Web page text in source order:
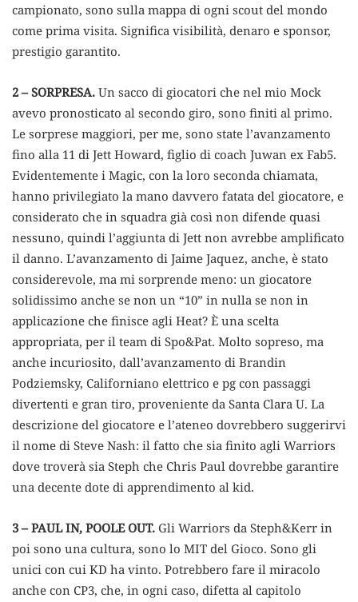
campionato, sono sulla mappa di ogni scout del mondo
come prima visita. Significa visibilità, denaro e sponsor,
prestigio garantito.
2 – SORPRESA. Un sacco di giocatori che nel mio Mock
avevo pronosticato al secondo giro, sono finiti al primo.
Le sorprese maggiori, per me, sono state l’avanzamento
fino alla 11 di Jett Howard, figlio di coach Juwan ex Fab5.
Evidentemente i Magic, con la loro seconda chiamata,
hanno privilegiato la mano davvero fatata del giocatore, e
considerato che in squadra già così non difende quasi
nessuno, quindi l’aggiunta di Jett non avrebbe amplificato
il danno. L’avanzamento di Jaime Jaquez, anche, è stato
considerevole, ma mi sorprende meno: un giocatore
solidissimo anche se non un “10” in nulla se non in
applicazione che finisce agli Heat? È una scelta
appropriata, per il team di Spo&Pat. Molto sopreso, ma
anche incuriosito, dall’avanzamento di Brandin
Podziemsky, Californiano elettrico e pg con passaggi
divertenti e gran tiro, proveniente da Santa Clara U. La
descrizione del giocatore e l’ateneo dovrebbero suggerirvi
il nome di Steve Nash: il fatto che sia finito agli Warriors
dove troverà sia Steph che Chris Paul dovrebbe garantire
una decente dote di apprendimento al kid.
3 – PAUL IN, POOLE OUT. Gli Warriors da Steph&Kerr in
poi sono una cultura, sono lo MIT del Gioco. Sono gli
unici con cui KD ha vinto. Potrebbero fare il miracolo
anche con CP3, che, in ogni caso, difetta al capitolo